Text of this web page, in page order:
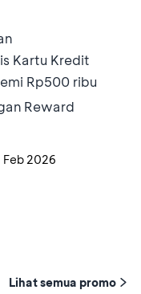
Kartu Kredit
Rp500 ribu
Reward
Feb 2026
Lihat semua promo